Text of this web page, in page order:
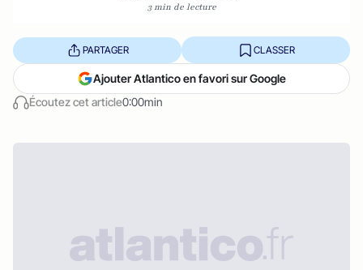
3 min de lecture
Écoutez cet article0:00min
PARTAGER CLASSER
Ajouter Atlantico en favori sur Google